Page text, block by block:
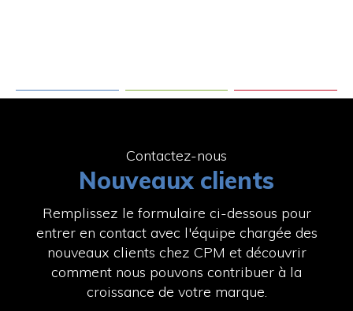
Contactez-nous
Nouveaux clients
Remplissez le formulaire ci-dessous pour
entrer en contact avec l'équipe chargée des
nouveaux clients chez CPM et découvrir
comment nous pouvons contribuer à la
croissance de votre marque.